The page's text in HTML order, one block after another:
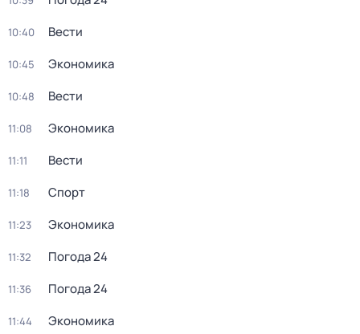
10:40 Вести
10:45 Экономика
10:48 Вести
11:08 Экономика
11:11 Вести
11:18 Спорт
11:23 Экономика
11:32 Погода 24
11:36 Погода 24
11:44 Экономика